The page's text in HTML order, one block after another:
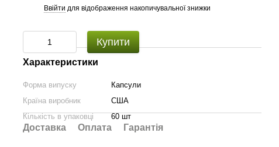
Ввійти для відображення накопичувальної знижки
Купити
Характеристики
Форма випуску
Капсули
Країна виробник
США
Кількість в упаковці
60 шт
Доставка Оплата Гарантія